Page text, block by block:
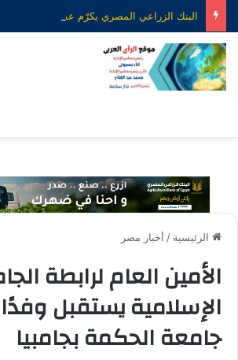
الرئيسية / أخبار مصر
الأمين العام لرابطة
الإسلامية يستقبل
جامعة الحكمة بجامبيا